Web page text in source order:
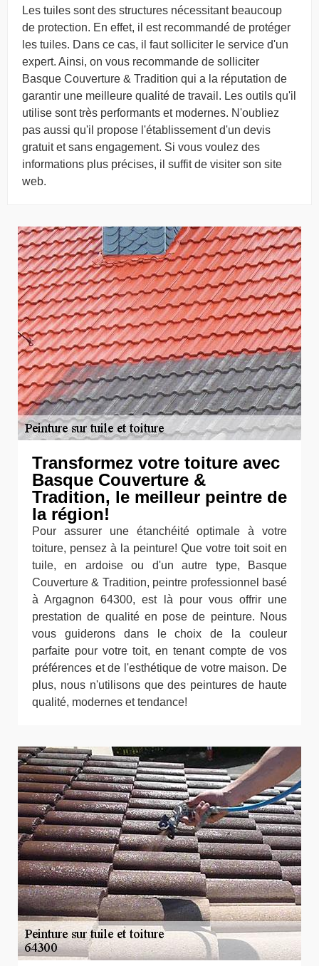
Les tuiles sont des structures nécessitant beaucoup
de protection. En effet, il est recommandé de protéger
les tuiles. Dans ce cas, il faut solliciter le service d'un
expert. Ainsi, on vous recommande de solliciter
Basque Couverture & Tradition qui a la réputation de
garantir une meilleure qualité de travail. Les outils qu'il
utilise sont très performants et modernes. N'oubliez
pas aussi qu'il propose l'établissement d'un devis
gratuit et sans engagement. Si vous voulez des
informations plus précises, il suffit de visiter son site
web.
Transformez votre toiture avec
Basque Couverture &
Tradition, le meilleur peintre de
la région!
Pour assurer une étanchéité optimale à votre
toiture, pensez à la peinture! Que votre toit soit en
tuile, en ardoise ou d'un autre type, Basque
Couverture & Tradition, peintre professionnel basé
à Argagnon 64300, est là pour vous offrir une
prestation de qualité en pose de peinture. Nous
vous guiderons dans le choix de la couleur
parfaite pour votre toit, en tenant compte de vos
préférences et de l'esthétique de votre maison. De
plus, nous n'utilisons que des peintures de haute
qualité, modernes et tendance!